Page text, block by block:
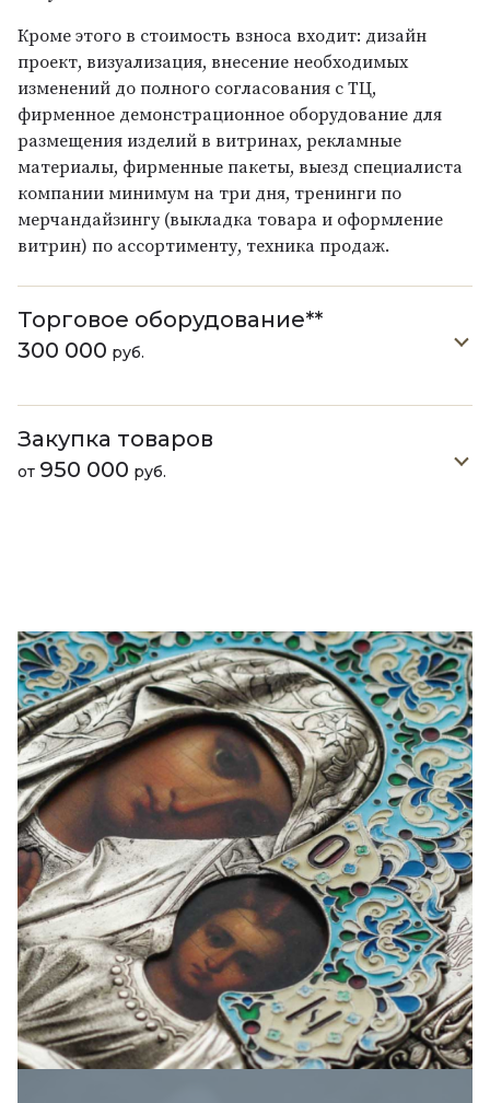
Кроме этого в стоимость взноса входит: дизайн
проект, визуализация, внесение необходимых
изменений до полного согласования с ТЦ,
фирменное демонстрационное оборудование для
размещения изделий в витринах, рекламные
материалы, фирменные пакеты, выезд специалиста
компании минимум на три дня, тренинги по
мерчандайзингу (выкладка товара и оформление
витрин) по ассортименту, техника продаж.
Торговое оборудование**
300 000 руб.
Закупка товаров
от 950 000 руб.